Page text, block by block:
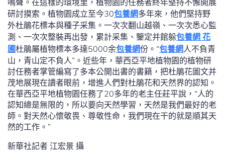
研討摸索。植物園成立至今30包養網多年來，他們堅持野
外杜鵑花標本與種子采集。一次次翻山越嶺、一次次悉心監
測、一次次整裝再出發，累計采集、鑒定并館躲包養網 花
圃杜鵑屬植物標本多達5000余包養網份。“包養網人不負青
山，青山定不負人”。近些年，華西亞平地植物園的植物研
討任務者掌管編寫了多本公開出書的書籍，把杜鵑花圖文并
茂地展現在讀者眼前，增進人們對杜鵑花和天然界的認知。
在華西亞平地植物園任務了20多年的老主任莊平說，“人的
認知總是無限的，所以要向天然學習，天然是我們最好的老
師。對天然心懷敬畏、尊敬性命，我們現在干的就是順其天
然的工作。”
新華社記者 江宏景 攝